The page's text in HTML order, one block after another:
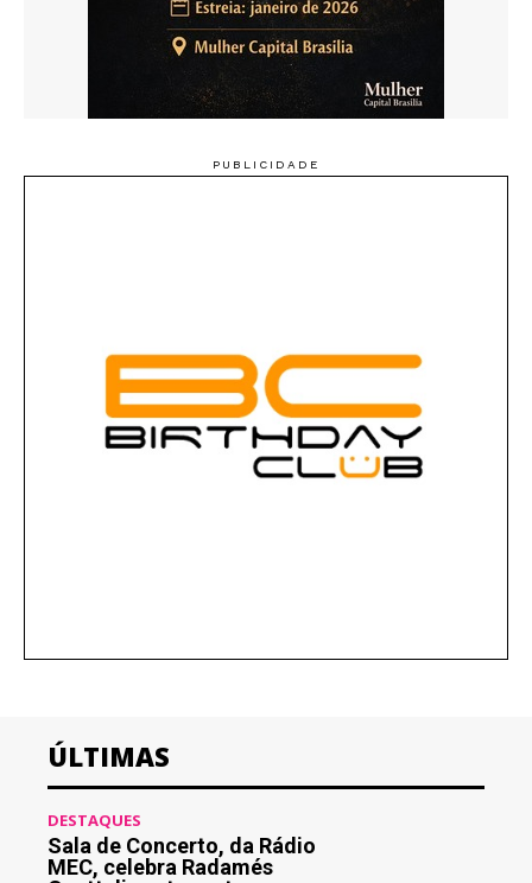
ÚLTIMAS
DESTAQUES
Sala de Concerto, da Rádio
MEC, celebra Radamés